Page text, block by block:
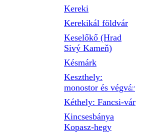
Kereki
Kerekikál földvár
Keselőkő (Hrad
Sivý Kameň)
Késmárk
Keszthely:
monostor és végvár
Kéthely: Fancsi-vár
Kincsesbánya
Kopasz-hegy